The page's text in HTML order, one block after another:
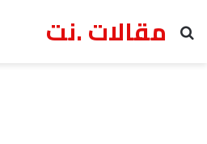
مقالات .نت
بحث عن